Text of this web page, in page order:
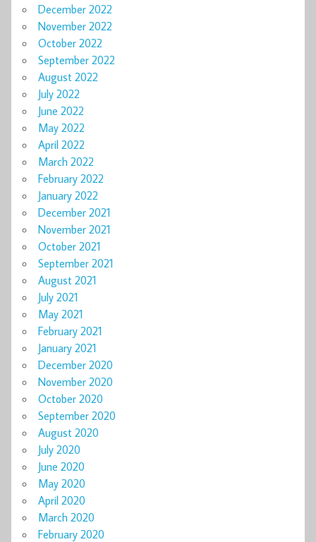
December 2022
November 2022
October 2022
September 2022
August 2022
July 2022
June 2022
May 2022
April 2022
March 2022
February 2022
January 2022
December 2021
November 2021
October 2021
September 2021
August 2021
July 2021
May 2021
February 2021
January 2021
December 2020
November 2020
October 2020
September 2020
August 2020
July 2020
June 2020
May 2020
April 2020
March 2020
February 2020